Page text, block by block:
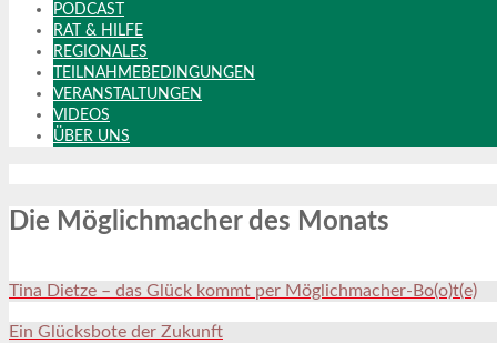
PODCAST
RAT & HILFE
REGIONALES
TEILNAHMEBEDINGUNGEN
VERANSTALTUNGEN
VIDEOS
ÜBER UNS
Die Möglichmacher des Monats
Tina Dietze – das Glück kommt per Möglichmacher-Bo(o)t(e)
Ein Glücksbote der Zukunft